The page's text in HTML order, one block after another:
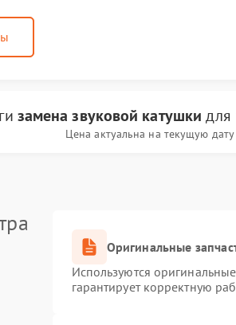
замена звуковой катушки для
Цена актуальна на текущую
Оригинальные
Используются
гарантирует корректную